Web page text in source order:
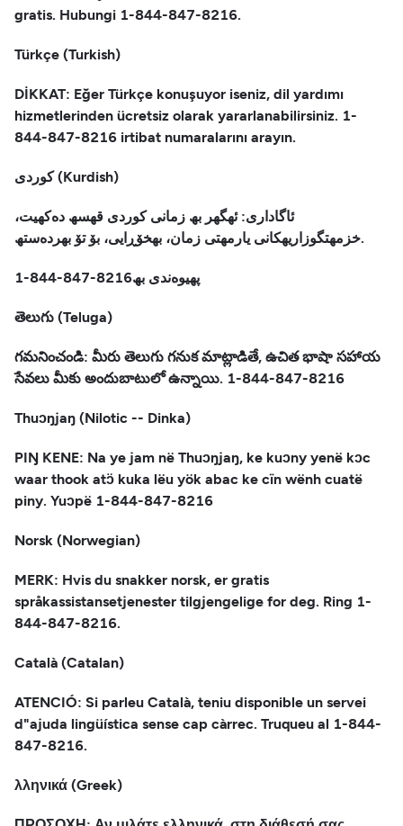
gratis. Hubungi 1-844-847-8216.
Türkçe (Turkish)
DİKKAT: Eğer Türkçe konuşuyor iseniz, dil yardımı
hizmetlerinden ücretsiz olarak yararlanabilirsiniz. 1-
844-847-8216 irtibat numaralarını arayın.
کوردی (Kurdish)
ئاگاداری: ئھگھر بھ زمانی کوردی قھسھ دەکھیت،
خزمھتگوزاریھکانی یارمھتی زمان، بھخۆڕایی، بۆ تۆ بھردەستھ.
1-844-847-8216پھیوەندی بھ
తెలుగు (Teluga)
గమనించండి: మీరు తెలుగు గనుక మాట్లాడితే, ఉచిత భాషా సహాయ
సేవలు మీకు అందుబాటులో ఉన్నాయి. 1-844-847-8216
Thuɔŋjaŋ (Nilotic -- Dinka)
PIŊ KENE: Na ye jam në Thuɔŋjaŋ, ke kuɔny yenë kɔc
waar thook atɔ̈ kuka lëu yök abac ke cïn wënh cuatë
piny. Yuɔpë 1-844-847-8216
Norsk (Norwegian)
MERK: Hvis du snakker norsk, er gratis
språkassistansetjenester tilgjengelige for deg. Ring 1-
844-847-8216.
Català (Catalan)
ATENCIÓ: Si parleu Català, teniu disponible un servei
d"ajuda lingüística sense cap càrrec. Truqueu al 1-844-
847-8216.
λληνικά (Greek)